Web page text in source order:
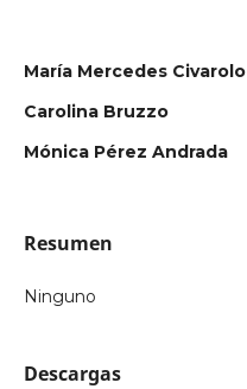
María Mercedes Civarolo
Carolina Bruzzo
Mónica Pérez Andrada
Resumen
Ninguno
Descargas